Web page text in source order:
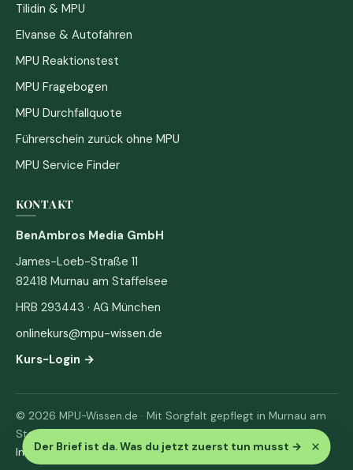
Der Brief ist da. Was du jetzt zuerst tun musst → ×
Tilidin & MPU
Elvanse & Autofahren
MPU Reaktionstest
MPU Fragebogen
MPU Durchfallquote
Führerschein zurück ohne MPU
MPU Service Finder
KONTAKT
BenAmbros Media GmbH
James-Loeb-Straße 11
82418 Murnau am Staffelsee
HRB 293443 · AG München
onlinekurs@mpu-wissen.de
Kurs-Login →
© 2026 MPU-Wissen.de · Mit Sorgfalt gepflegt in Murnau am
Staffelsee
Impressum· Datenschutz & AGB